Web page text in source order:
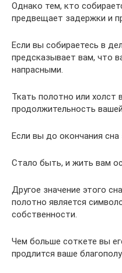
Однако тем, кто
предвещает задержки и
Если вы собираетесь в
предсказывает вам, что
напрасными.
Ткать полотно или холст
продолжительность
Если вы до окончания сна
Стало быть, и жить вам
Другое значение этого
полотно является
собственности.
Чем больше соткете вы
продлится ваше